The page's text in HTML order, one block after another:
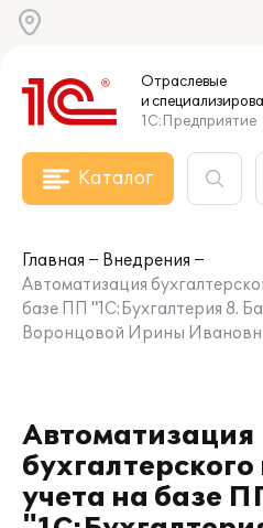
Отраслевые
и
1С:Предприятие
Каталог
Главная
Внедрения
Автоматизация
базе ПП "1С:Бухгалтерия 8.
Воронцовой Ирины
Автоматизация
учета на базе